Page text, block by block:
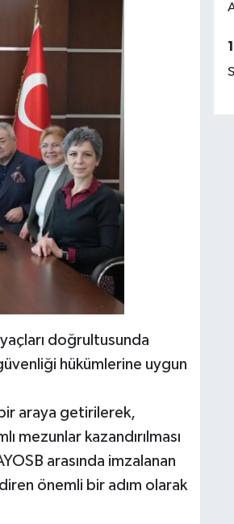
doğrultusunda
hükümlerine uygun
araya getirilerek,
mezunlar kazandırılması
arasında imzalanan
önemli bir adım olarak